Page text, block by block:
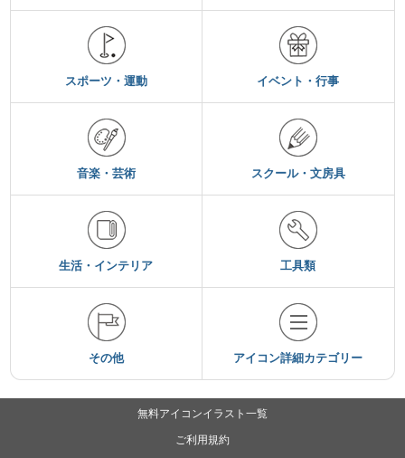
スポーツ・運動 イベント・行事
音楽・芸術 スクール・文房具
生活・インテリア 工具類
その他 アイコン詳細カテゴリー
無料アイコンイラスト一覧
ご利用規約